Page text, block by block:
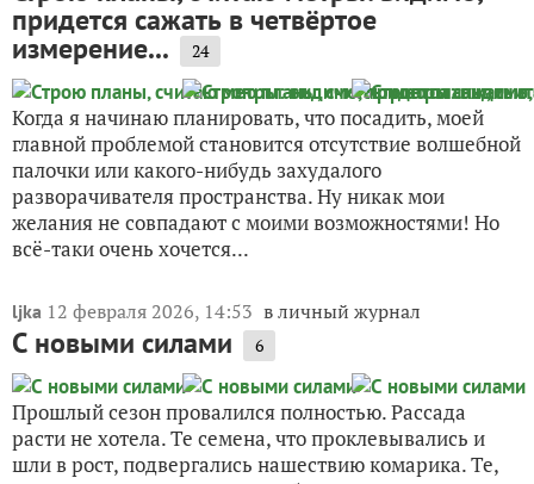
придется сажать в четвёртое
измерение... 24
Когда я начинаю планировать, что посадить, моей
главной проблемой становится отсутствие волшебной
палочки или какого-нибудь захудалого
разворачивателя пространства. Ну никак мои
желания не совпадают с моими возможностями! Но
всё-таки очень хочется...
ljka 12 февраля 2026, 14:53 в личный журнал
С новыми силами 6
Прошлый сезон провалился полностью. Рассада
расти не хотела. Те семена, что проклевывались и
шли в рост, подвергались нашествию комарика. Те,